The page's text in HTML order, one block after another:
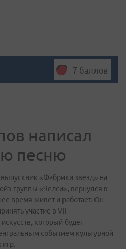
7 баллов
написал
песню
«Фабрики звезд» на
группы «Челси», вернулся в
время живет и работает. Он
участие в VII
который будет
событием культурной